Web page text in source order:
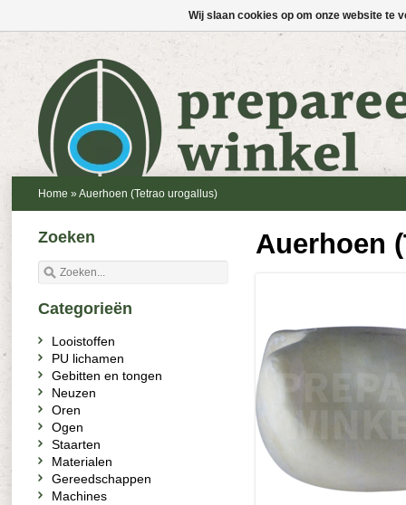
Home » Auerhoen (Tetrao urogallus)
Auerhoen
Zoeken
Categorieën
Looistoffen
PU lichamen
Gebitten en tongen
Neuzen
Oren
Ogen
Staarten
Materialen
Gereedschappen
Machines
Wij slaan cookies op om onze website te